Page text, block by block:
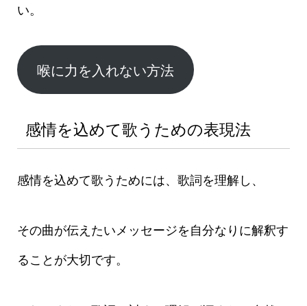
い。
喉に力を入れない方法
感情を込めて歌うための表現法
感情を込めて歌うためには、歌詞を理解し、
その曲が伝えたいメッセージを自分なりに解釈す
ることが大切です。